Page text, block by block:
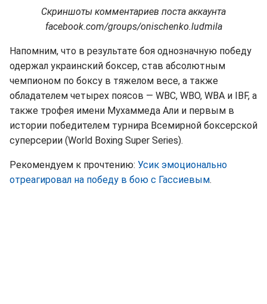
Скриншоты комментариев поста аккаунта
facebook.com/groups/onischenko.ludmila
Напомним, что в результате боя однозначную победу
одержал украинский боксер, став абсолютным
чемпионом по боксу в тяжелом весе, а также
обладателем четырех поясов — WBC, WBO, WBA и IBF, а
также трофея имени Мухаммеда Али и первым в
истории победителем турнира Всемирной боксерской
суперсерии (World Boxing Super Series).
Рекомендуем к прочтению: Усик эмоционально
отреагировал на победу в бою с Гассиевым.